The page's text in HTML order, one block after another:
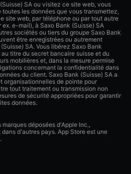
SA ou visitez ce site web, vous
les données que vous transmettez,
site web, par téléphone ou par tout autre
e-mail), à Saxo Bank (Suisse) SA
sociétés ou tiers du groupe Saxo Bank
être enregistrées ou autrement
SA. Vous libérez Saxo Bank
titre du secret bancaire suisse et du
mobilières et, dans la mesure permise
concernant la confidentialité dans
du client. Saxo Bank (Suisse) SA a
organisationnelles de pointe pour
tout traitement ou transmission non
de sécurité appropriées pour garantir
données.
déposées d'Apple Inc.,
d'autres pays. App Store est une